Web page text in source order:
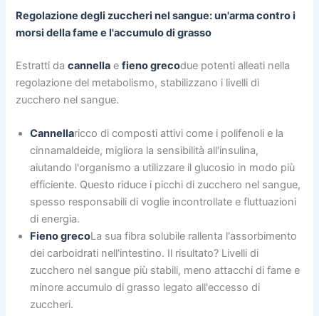
Regolazione degli zuccheri nel sangue: un'arma contro i
morsi della fame e l'accumulo di grasso
Estratti dacannella efieno grecodue potenti alleati nella
regolazione del metabolismo, stabilizzano i livelli di
zucchero nel sangue.
Cannellaricco di composti attivi come i polifenoli e la
cinnamaldeide, migliora la sensibilità all'insulina,
aiutando l'organismo a utilizzare il glucosio in modo più
efficiente. Questo riduce i picchi di zucchero nel sangue,
spesso responsabili di voglie incontrollate e fluttuazioni
di energia.
Fieno grecoLa sua fibra solubile rallenta l'assorbimento
dei carboidrati nell'intestino. Il risultato? Livelli di
zucchero nel sangue più stabili, meno attacchi di fame e
minore accumulo di grasso legato all'eccesso di
zuccheri.